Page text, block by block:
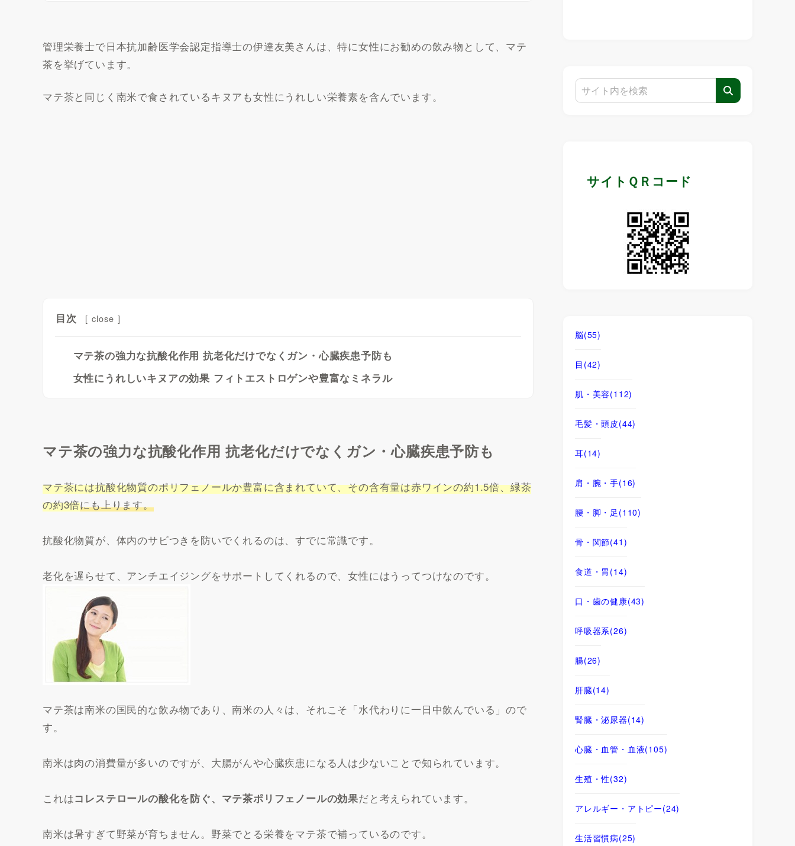
管理栄養士で日本抗加齢医学会認定指導士の伊達友美さんは、特に女性にお勧めの飲み物として、マテ
茶を挙げています。
マテ茶と同じく南米で食されているキヌアも女性にうれしい栄養素を含んでいます。
目次 [ close ]
マテ茶の強力な抗酸化作用 抗老化だけでなくガン・心臓疾患予防も
女性にうれしいキヌアの効果 フィトエストロゲンや豊富なミネラル
マテ茶の強力な抗酸化作用 抗老化だけでなくガン・心臓疾患予防も
マテ茶には抗酸化物質のポリフェノールか豊富に含まれていて、その含有量は赤ワインの約1.5倍、緑茶
の約3倍にも上ります。
抗酸化物質が、体内のサビつきを防いでくれるのは、すでに常識です。
老化を遅らせて、アンチエイジングをサポートしてくれるので、女性にはうってつけなのです。
マテ茶は南米の国民的な飲み物であり、南米の人々は、それこそ「水代わりに一日中飲んでいる」ので
す。
南米は肉の消費量が多いのですが、大腸がんや心臓疾患になる人は少ないことで知られています。
これはコレステロールの酸化を防ぐ、マテ茶ポリフェノールの効果だと考えられています。
南米は暑すぎて野菜が育ちません。野菜でとる栄養をマテ茶で補っているのです。
サイトＱＲコード
脳(55)
目 (42)
肌・美容(112)
毛髪・頭皮(44)
耳(14)
肩・腕・手(16)
腰・脚・足 (110)
骨・関節(41)
食道・胃 (14)
口・歯の健康(43)
呼吸器系(26)
腸(26)
肝臓(14)
腎臓・泌尿器(14)
心臓・血管・血液(105)
生殖・性(32)
アレルギー・アトピー(24)
生活習慣病(25)